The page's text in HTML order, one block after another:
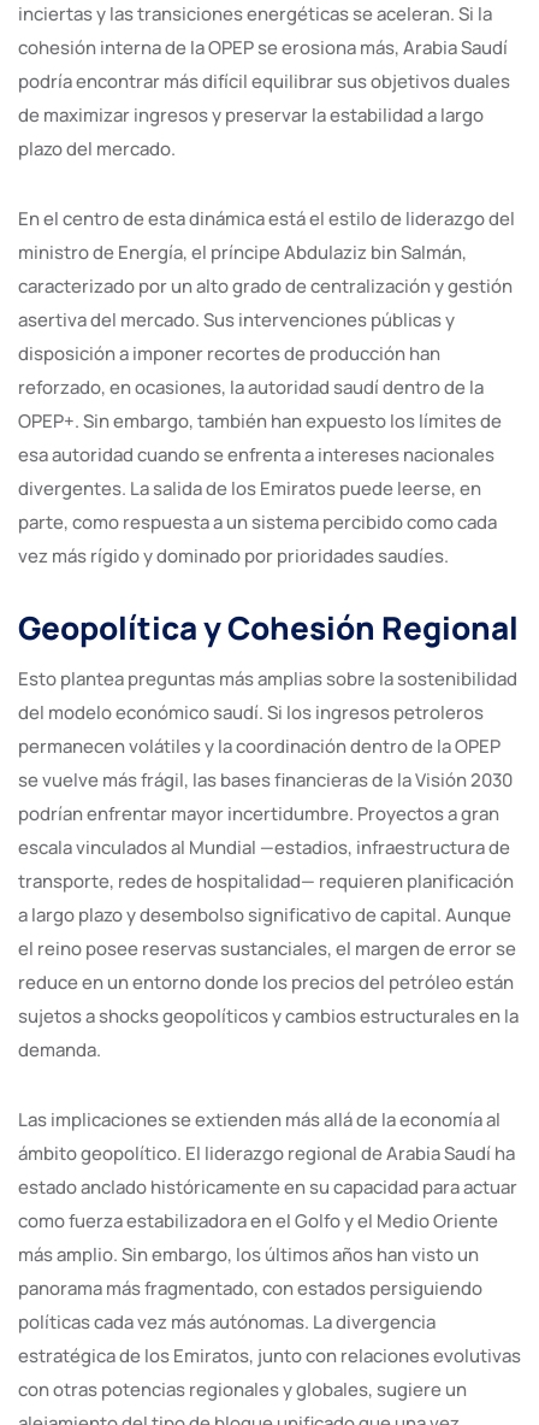
inciertas y las transiciones energéticas se aceleran. Si la
cohesión interna de la OPEP se erosiona más, Arabia Saudí
podría encontrar más difícil equilibrar sus objetivos duales
de maximizar ingresos y preservar la estabilidad a largo
plazo del mercado.
En el centro de esta dinámica está el estilo de liderazgo del
ministro de Energía, el príncipe Abdulaziz bin Salmán,
caracterizado por un alto grado de centralización y gestión
asertiva del mercado. Sus intervenciones públicas y
disposición a imponer recortes de producción han
reforzado, en ocasiones, la autoridad saudí dentro de la
OPEP+. Sin embargo, también han expuesto los límites de
esa autoridad cuando se enfrenta a intereses nacionales
divergentes. La salida de los Emiratos puede leerse, en
parte, como respuesta a un sistema percibido como cada
vez más rígido y dominado por prioridades saudíes.
Geopolítica y Cohesión Regional
Esto plantea preguntas más amplias sobre la sostenibilidad
del modelo económico saudí. Si los ingresos petroleros
permanecen volátiles y la coordinación dentro de la OPEP
se vuelve más frágil, las bases financieras de la Visión 2030
podrían enfrentar mayor incertidumbre. Proyectos a gran
escala vinculados al Mundial —estadios, infraestructura de
transporte, redes de hospitalidad— requieren planificación
a largo plazo y desembolso significativo de capital. Aunque
el reino posee reservas sustanciales, el margen de error se
reduce en un entorno donde los precios del petróleo están
sujetos a shocks geopolíticos y cambios estructurales en la
demanda.
Las implicaciones se extienden más allá de la economía al
ámbito geopolítico. El liderazgo regional de Arabia Saudí ha
estado anclado históricamente en su capacidad para actuar
como fuerza estabilizadora en el Golfo y el Medio Oriente
más amplio. Sin embargo, los últimos años han visto un
panorama más fragmentado, con estados persiguiendo
políticas cada vez más autónomas. La divergencia
estratégica de los Emiratos, junto con relaciones evolutivas
con otras potencias regionales y globales, sugiere un